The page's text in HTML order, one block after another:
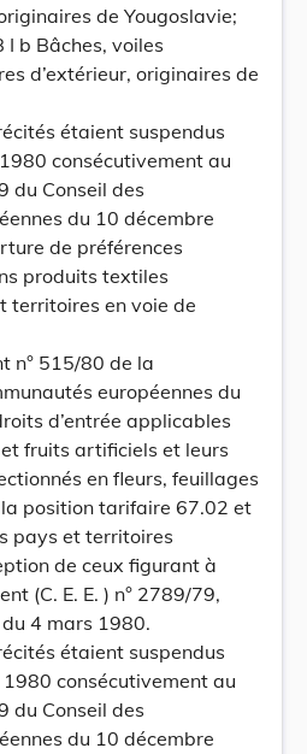
de Yougoslavie;
I b Bâches, voiles
d’extérieur, originaires de
étaient suspendus
consécutivement au
du Conseil des
du 10 décembre
de préférences
produits textiles
territoires en voie de
n° 515/80 de la
européennes du
d’entrée applicables
fruits artificiels et leurs
en fleurs, feuillages
position tarifaire 67.02 et
pays et territoires
de ceux figurant à
(C. E. E. ) n° 2789/79,
4 mars 1980.
étaient suspendus
consécutivement au
du Conseil des
du 10 décembre